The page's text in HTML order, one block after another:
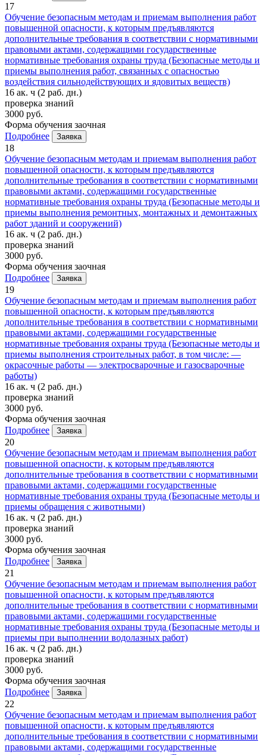
17
Обучение безопасным методам и приемам выполнения работ
повышенной опасности, к которым предъявляются
дополнительные требования в соответствии с нормативными
правовыми актами, содержащими государственные
нормативные требования охраны труда (Безопасные методы и
приемы выполнения работ, связанных с опасностью
воздействия сильнодействующих и ядовитых веществ)
16 ак. ч (2 раб. дн.)
проверка знаний
3000 руб.
Форма обучения заочная
Подробнее
Заявка
18
Обучение безопасным методам и приемам выполнения работ
повышенной опасности, к которым предъявляются
дополнительные требования в соответствии с нормативными
правовыми актами, содержащими государственные
нормативные требования охраны труда (Безопасные методы и
приемы выполнения ремонтных, монтажных и демонтажных
работ зданий и сооружений)
16 ак. ч (2 раб. дн.)
проверка знаний
3000 руб.
Форма обучения заочная
Подробнее
Заявка
19
Обучение безопасным методам и приемам выполнения работ
повышенной опасности, к которым предъявляются
дополнительные требования в соответствии с нормативными
правовыми актами, содержащими государственные
нормативные требования охраны труда (Безопасные методы и
приемы выполнения строительных работ, в том числе: —
окрасочные работы — электросварочные и газосварочные
работы)
16 ак. ч (2 раб. дн.)
проверка знаний
3000 руб.
Форма обучения заочная
Подробнее
Заявка
20
Обучение безопасным методам и приемам выполнения работ
повышенной опасности, к которым предъявляются
дополнительные требования в соответствии с нормативными
правовыми актами, содержащими государственные
нормативные требования охраны труда (Безопасные методы и
приемы обращения с животными)
16 ак. ч (2 раб. дн.)
проверка знаний
3000 руб.
Форма обучения заочная
Подробнее
Заявка
21
Обучение безопасным методам и приемам выполнения работ
повышенной опасности, к которым предъявляются
дополнительные требования в соответствии с нормативными
правовыми актами, содержащими государственные
нормативные требования охраны труда (Безопасные методы и
приемы при выполнении водолазных работ)
16 ак. ч (2 раб. дн.)
проверка знаний
3000 руб.
Форма обучения заочная
Подробнее
Заявка
22
Обучение безопасным методам и приемам выполнения работ
повышенной опасности, к которым предъявляются
дополнительные требования в соответствии с нормативными
правовыми актами, содержащими государственные